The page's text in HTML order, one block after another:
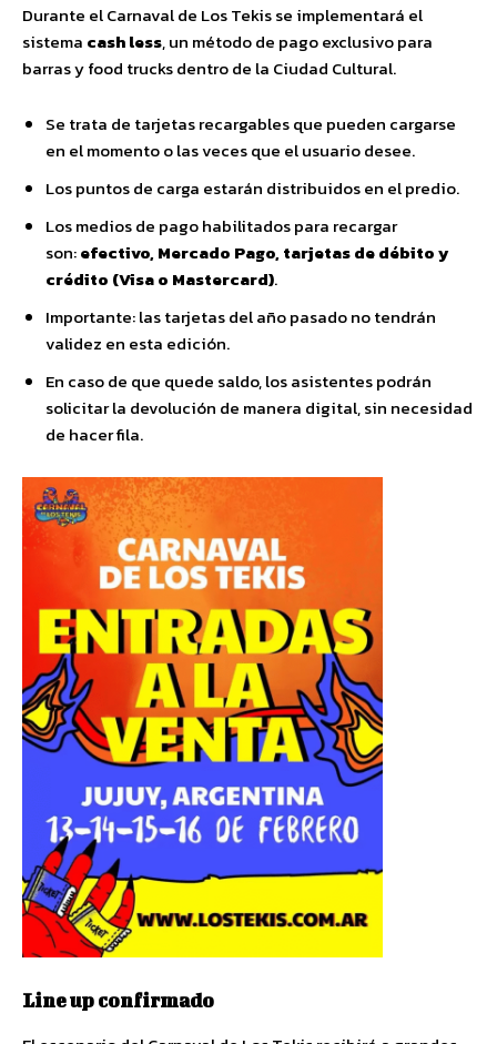
Durante el Carnaval de Los Tekis se implementará el
sistema cash less, un método de pago exclusivo para
barras y food trucks dentro de la Ciudad Cultural.
Se trata de tarjetas recargables que pueden cargarse
en el momento o las veces que el usuario desee.
Los puntos de carga estarán distribuidos en el predio.
Los medios de pago habilitados para recargar
son:efectivo, Mercado Pago, tarjetas de débito y
crédito (Visa o Mastercard).
Importante: las tarjetas del año pasado no tendrán
validez en esta edición.
En caso de que quede saldo, los asistentes podrán
solicitar la devolución de manera digital, sin necesidad
de hacer fila.
Line up confirmado